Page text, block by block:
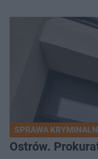
SPRAWA
Ostrów.